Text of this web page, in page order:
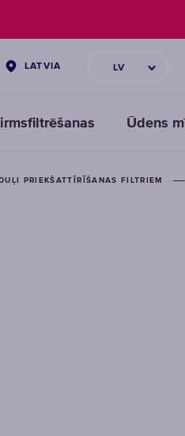
LATVIA LV
Ūdens
PRIEKŠATTĪRĪŠANAS FILTRIEM